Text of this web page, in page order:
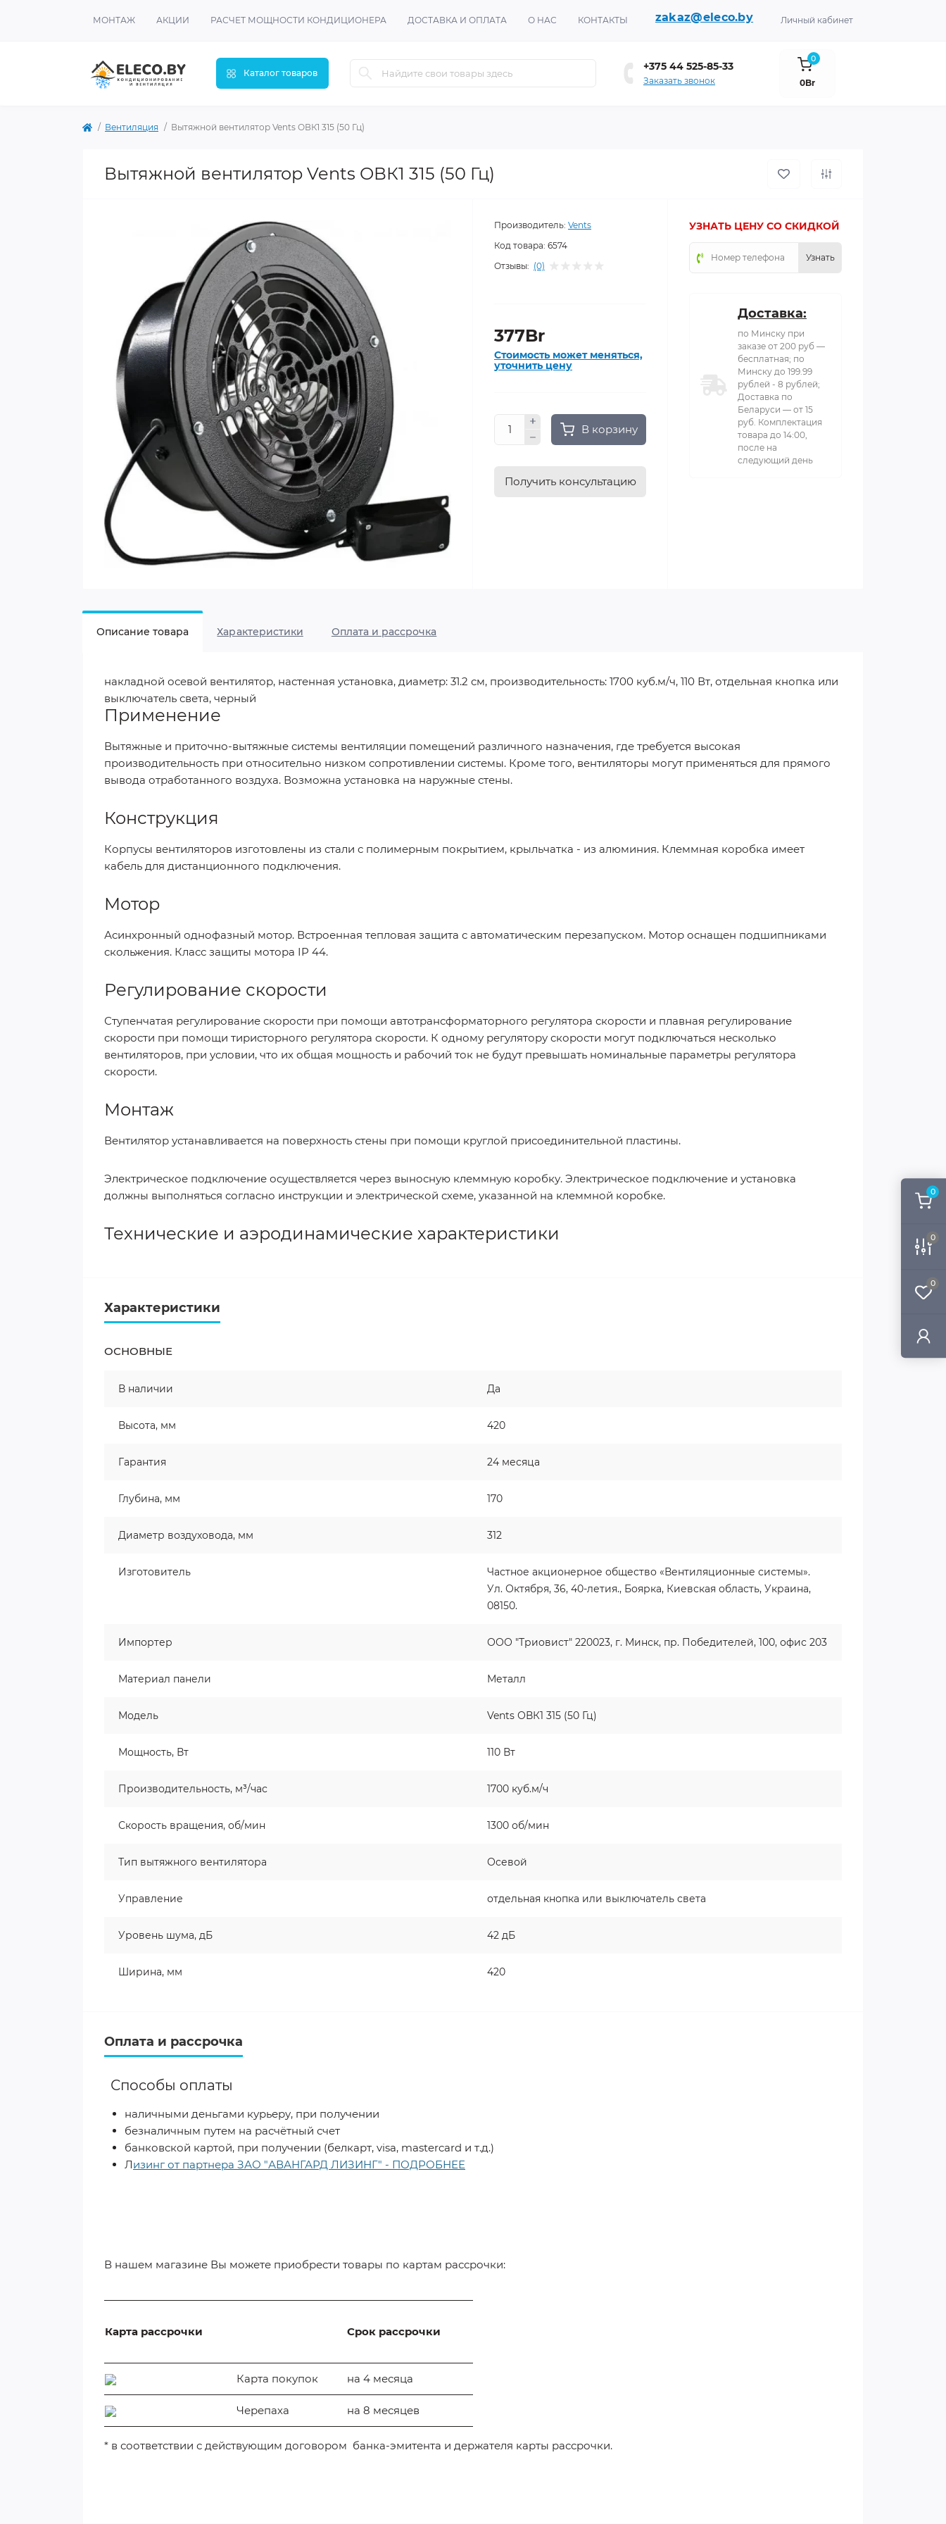
0
0
0
МОНТАЖ АКЦИИ РАСЧЕТ МОЩНОСТИ КОНДИЦИОНЕРА ДОСТАВКА И ОПЛАТА О НАС КОНТАКТЫ zakaz@eleco.by Личный кабинет
Каталог товаров
+375 44 525-85-33
Заказать звонок
0
0Br
Вентиляция Вытяжной вентилятор Vents ОВК1 315 (50 Гц)
Вытяжной вентилятор Vents ОВК1 315 (50 Гц)
Производитель: Vents
Код товара: 6574
Отзывы: (0)
377Br
Стоимость может меняться,
уточнить цену
В корзину
Получить консультацию
УЗНАТЬ ЦЕНУ СО СКИДКОЙ
Узнать
Доставка:
по Минску при
заказе от 200 руб —
бесплатная; по
Минску до 199.99
рублей - 8 рублей;
Доставка по
Беларуси — от 15
руб. Комплектация
товара до 14:00,
после на
следующий день
Описание товара Характеристики Оплата и рассрочка
накладной осевой вентилятор, настенная установка, диаметр: 31.2 см, производительность: 1700 куб.м/ч, 110 Вт, отдельная кнопка или
выключатель света, черный
Применение
Вытяжные и приточно-вытяжные системы вентиляции помещений различного назначения, где требуется высокая
производительность при относительно низком сопротивлении системы. Кроме того, вентиляторы могут применяться для прямого
вывода отработанного воздуха. Возможна установка на наружные стены.
Конструкция
Корпусы вентиляторов изготовлены из стали с полимерным покрытием, крыльчатка - из алюминия. Клеммная коробка имеет
кабель для дистанционного подключения.
Мотор
Асинхронный однофазный мотор. Встроенная тепловая защита с автоматическим перезапуском. Мотор оснащен подшипниками
скольжения. Класс защиты мотора IP 44.
Регулирование скорости
Ступенчатая регулирование скорости при помощи автотрансформаторного регулятора скорости и плавная регулирование
скорости при помощи тиристорного регулятора скорости. К одному регулятору скорости могут подключаться несколько
вентиляторов, при условии, что их общая мощность и рабочий ток не будут превышать номинальные параметры регулятора
скорости.
Монтаж
Вентилятор устанавливается на поверхность стены при помощи круглой присоединительной пластины.
Электрическое подключение осуществляется через выносную клеммную коробку. Электрическое подключение и установка
должны выполняться согласно инструкции и электрической схеме, указанной на клеммной коробке.
Технические и аэродинамические характеристики
Характеристики
ОСНОВНЫЕ
В наличии Да
Высота, мм 420
Гарантия 24 месяца
Глубина, мм 170
Диаметр воздуховода, мм 312
Изготовитель
Частное акционерное общество «Вентиляционные системы».
Ул. Октября, 36, 40-летия., Боярка, Киевская область, Украина,
08150.
Импортер ООО "Триовист" 220023, г. Минск, пр. Победителей, 100, офис 203
Материал панели Металл
Модель Vents ОВК1 315 (50 Гц)
Мощность, Вт 110 Вт
Производительность, м³/час 1700 куб.м/ч
Скорость вращения, об/мин 1300 об/мин
Тип вытяжного вентилятора Осевой
Управление отдельная кнопка или выключатель света
Уровень шума, дБ 42 дБ
Ширина, мм 420
Оплата и рассрочка
Способы оплаты
наличными деньгами курьеру, при получении
безналичным путем на расчётный счет
банковской картой, при получении (белкарт, visa, mastercard и т.д.)
Лизинг от партнера ЗАО "АВАНГАРД ЛИЗИНГ" - ПОДРОБНЕЕ
В нашем магазине Вы можете приобрести товары по картам рассрочки:
Карта рассрочки Срок рассрочки
Карта покупок на 4 месяца
Черепаха на 8 месяцев
* в соответствии с действующим договором банка-эмитента и держателя карты рассрочки.